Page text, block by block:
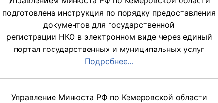
подготовлена инструкция по порядку предоставления
документов для государственной
регистрации НКО в электронном виде через единый
портал государственных и муниципальных услуг
Подробнее…
Управление Минюста РФ по Кемеровской области